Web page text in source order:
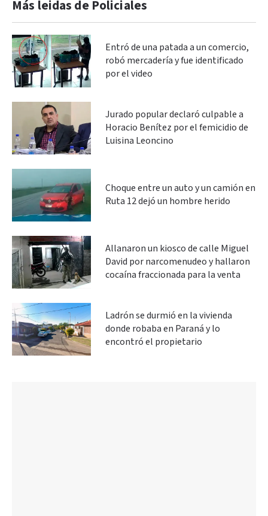
Más leidas de Policiales
Entró de una patada a un comercio,
robó mercadería y fue identificado
por el video
Jurado popular declaró culpable a
Horacio Benítez por el femicidio de
Luisina Leoncino
Choque entre un auto y un camión en
Ruta 12 dejó un hombre herido
Allanaron un kiosco de calle Miguel
David por narcomenudeo y hallaron
cocaína fraccionada para la venta
Ladrón se durmió en la vivienda
donde robaba en Paraná y lo
encontró el propietario